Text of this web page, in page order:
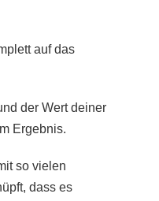
auf das
der Wert deiner
Ergebnis.
so vielen
dass es